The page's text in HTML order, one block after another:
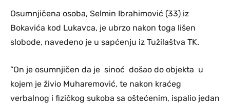
Osumnjičena osoba, Selmin Ibrahimović (33) iz
Bokavića kod Lukavca, je ubrzo nakon toga lišen
slobode, navedeno je u sapćenju iz Tužilaštva TK.
”On je osumnjičen da je sinoć došao do objekta u
kojem je živio Muharemović, te nakon kraćeg
verbalnog i fizičkog sukoba sa oštećenim, ispalio jedan